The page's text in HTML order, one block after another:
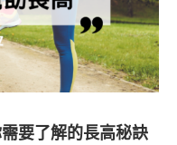
要了解的長高秘訣